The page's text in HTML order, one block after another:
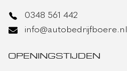
0348 561 442
info@autobedrijfboere.nl
OPENINGSTIJDEN